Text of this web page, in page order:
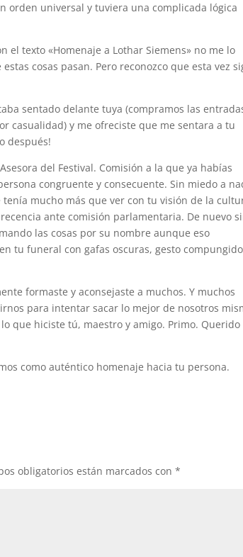
orden universal y tuviera una complicada lógica
el texto «Homenaje a Lothar Siemens» no me lo
cosas pasan. Pero reconozco que esta vez
sentado delante tuya (compramos las
casualidad) y me ofreciste que me sentara a tu
después!
del Festival. Comisión a la que ya habías
congruente y consecuente. Sin miedo a
mucho más que ver con tu visión de la
ante comisión parlamentaria. De nuevo
las cosas por su nombre aunque eso
tu funeral con gafas oscuras, gesto
formaste y aconsejaste a muchos. Y muchos
para intentar sacar lo mejor de nosotros
que hiciste tú, maestro y amigo. Primo. Querido
como auténtico homenaje hacia tu persona.
obligatorios están marcados con*